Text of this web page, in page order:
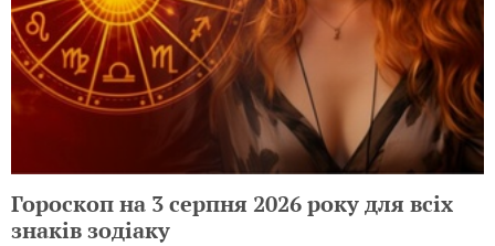
Гороскоп на 3 серпня 2026 року для всіх
знаків зодіаку